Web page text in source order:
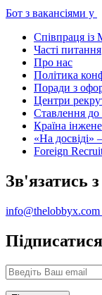
Бот з вакансіями у
Співпраця
Часті питання
Про нас
Політика
Поради з
Центри
Ставлення до
Країна
«На досвіді»
Foreign
Зв'язатись
info@thelobbyx.com